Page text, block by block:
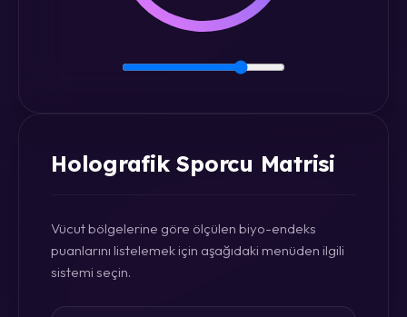
Holografik Sporcu Matrisi
Vücut bölgelerine göre ölçülen biyo-endeks
puanlarını listelemek için aşağıdaki menüden ilgili
sistemi seçin.